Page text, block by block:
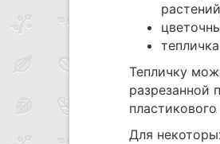
Тепличку
разрезанной
пластикового
Для